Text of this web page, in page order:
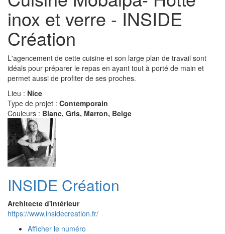
inox et verre - INSIDE
Création
L'agencement de cette cuisine et son large plan de travail sont
idéals pour préparer le repas en ayant tout à porté de main et
permet aussi de profiter de ses proches.
Lieu : Nice
Type de projet : Contemporain
Couleurs : Blanc, Gris, Marron, Beige
INSIDE Création
Architecte d'intérieur
https://www.insidecreation.fr/
Afficher le numéro